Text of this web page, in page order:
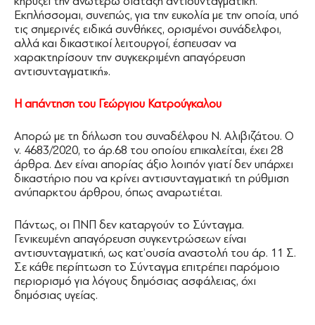
Εκπλήσσομαι, συνεπώς, για την ευκολία με την οποία, υπό
τις σημερινές ειδικά συνθήκες, ορισμένοι συνάδελφοι,
αλλά και δικαστικοί λειτουργοί, έσπευσαν να
χαρακτηρίσουν την συγκεκριμένη απαγόρευση
αντισυνταγματική».
Η απάντηση του Γεώργιου Κατρούγκαλου
Απορώ με τη δήλωση του συναδέλφου Ν. Αλιβιζάτου. Ο
ν. 4683/2020, το άρ.68 του οποίου επικαλείται, έχει 28
άρθρα. Δεν είναι απορίας άξιο λοιπόν γιατί δεν υπάρχει
δικαστήριο που να κρίνει αντισυνταγματική τη ρύθμιση
ανύπαρκτου άρθρου, όπως αναρωτιέται.
Πάντως, οι ΠΝΠ δεν καταργούν το Σύνταγμα.
Γενικευμένη απαγόρευση συγκεντρώσεων είναι
αντισυνταγματική, ως κατ’ουσία αναστολή του άρ. 11 Σ.
Σε κάθε περίπτωση το Σύνταγμα επιτρέπει παρόμοιο
περιορισμό για λόγους δημόσιας ασφάλειας, όχι
δημόσιας υγείας.